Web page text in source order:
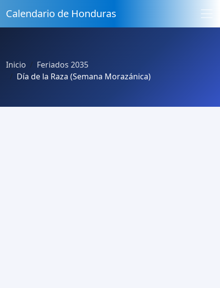
Calendario de Honduras
Inicio
Feriados 2035
Día de la Raza (Semana Morazánica)